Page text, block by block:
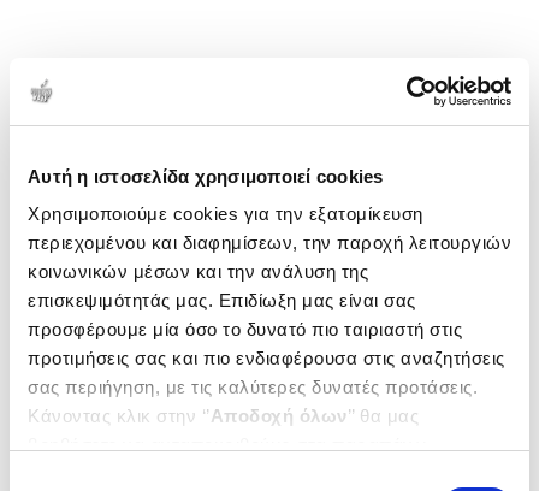
Αυτή η ιστοσελίδα χρησιμοποιεί cookies
Χρησιμοποιούμε cookies για την εξατομίκευση
περιεχομένου και διαφημίσεων, την παροχή λειτουργιών
κοινωνικών μέσων και την ανάλυση της
επισκεψιμότητάς μας. Επιδίωξη μας είναι σας
προσφέρουμε μία όσο το δυνατό πιο ταιριαστή στις
προτιμήσεις σας και πιο ενδιαφέρουσα στις αναζητήσεις
σας περιήγηση, με τις καλύτερες δυνατές προτάσεις.
Κάνοντας κλικ στην ‘’Αποδοχή όλων’’ θα μας